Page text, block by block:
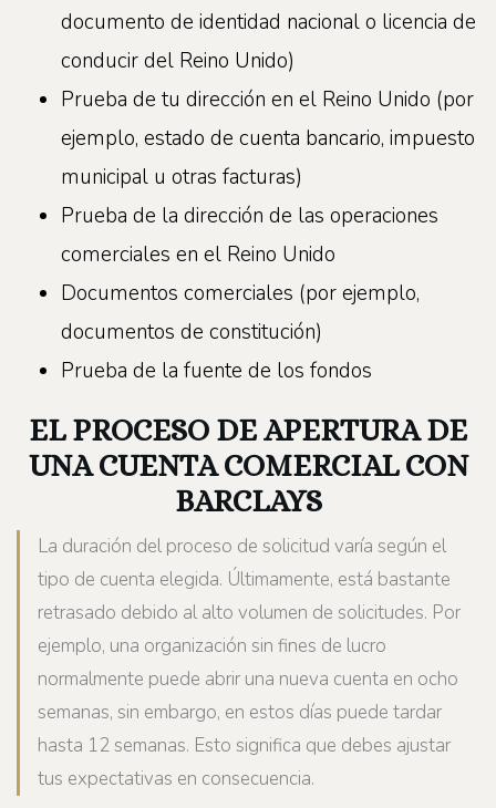
documento de identidad nacional o licencia de
conducir del Reino Unido)
Prueba de tu dirección en el Reino Unido (por
ejemplo, estado de cuenta bancario, impuesto
municipal u otras facturas)
Prueba de la dirección de las operaciones
comerciales en el Reino Unido
Documentos comerciales (por ejemplo,
documentos de constitución)
Prueba de la fuente de los fondos
EL PROCESO DE APERTURA DE
UNA CUENTA COMERCIAL CON
BARCLAYS
La duración del proceso de solicitud varía según el
tipo de cuenta elegida. Últimamente, está bastante
retrasado debido al alto volumen de solicitudes. Por
ejemplo, una organización sin fines de lucro
normalmente puede abrir una nueva cuenta en ocho
semanas, sin embargo, en estos días puede tardar
hasta 12 semanas. Esto significa que debes ajustar
tus expectativas en consecuencia.